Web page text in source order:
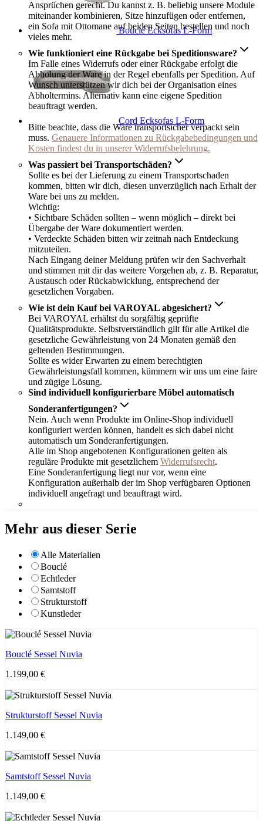
Bouclé Ecksofas L-Form
Cord Ecksofas L-Form
Ansprüchen gerecht. Du kannst z. B. beliebig unsere Module
miteinander kombinieren, Sitze hinzufügen oder entfernen,
ein Sofa mit Ottomane auf beiden Seiten bestellen und noch
vieles mehr.
Wie funktioniert eine Rückgabe bei Speditionsware?
Im Falle eines Widerrufs oder einer Rückgabe erfolgt die
Abholung der Ware in der Regel ebenfalls per Spedition. Auf
Wunsch unterstützen wir dich bei der Organisation eines
Abholtermins. Alternativ kann eine eigene Spedition
beauftragt werden.
Bitte beachte, dass die Ware transportsicher verpackt sein
muss. Genauere Informationen zu Rückgabebedingungen und
Kosten findest du in unserer Widerrufsbelehrung.
Was passiert bei Transportschäden?
Sollte es bei der Lieferung zu einem Transportschaden
kommen, bitten wir dich, diesen unverzüglich nach Erhalt der
Ware bei uns zu melden.
Wichtig:
• Sichtbare Schäden sollten – wenn möglich – direkt bei
Übergabe der Ware dokumentiert werden.
• Verdeckte Schäden bitten wir zeitnah nach Entdeckung
mitzuteilen.
Nach Eingang deiner Meldung prüfen wir den Sachverhalt
und stimmen mit dir das weitere Vorgehen ab, z. B. Reparatur,
Austausch oder Rückabwicklung, entsprechend der
gesetzlichen Vorgaben.
Wie ist dein Kauf bei VAROYAL abgesichert?
Bei VAROYAL erhältst du sorgfältig geprüfte
Qualitätsprodukte. Selbstverständlich gilt für alle Artikel die
gesetzliche Gewährleistung von 24 Monaten gemäß den
geltenden Bestimmungen.
Sollte es wider Erwarten zu einem berechtigten
Gewährleistungsfall kommen, kümmern wir uns um eine faire
und zügige Lösung.
Sind individuell konfigurierbare Möbel automatisch
Sonderanfertigungen?
Nein. Auch wenn Produkte im Online-Shop individuell
konfiguriert werden können, handelt es sich dabei nicht
automatisch um Sonderanfertigungen.
Alle im Shop angebotenen Konfigurationen gelten als
reguläre Produkte mit gesetzlichem Widerrufsrecht.
Eine Sonderanfertigung liegt nur vor, wenn eine
Konfiguration außerhalb der im Shop verfügbaren Optionen
individuell angefragt und beauftragt wird.
Mehr aus dieser Serie
Alle Materialien
Bouclé
Echtleder
Samtstoff
Strukturstoff
Kunstleder
Bouclé Sessel Nuvia
1.199,00 €
Strukturstoff Sessel Nuvia
1.149,00 €
Samtstoff Sessel Nuvia
1.149,00 €